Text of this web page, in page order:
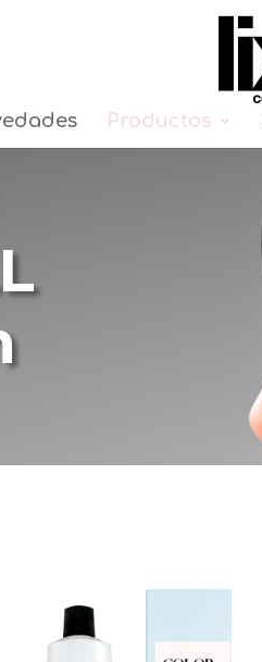
Productos